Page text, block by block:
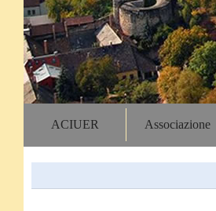
ACIUER Associazione